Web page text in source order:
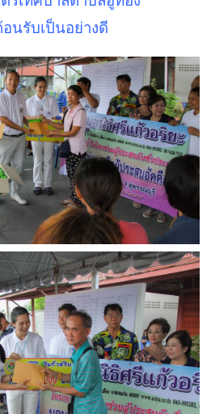
นรับเป็นอย่างดี